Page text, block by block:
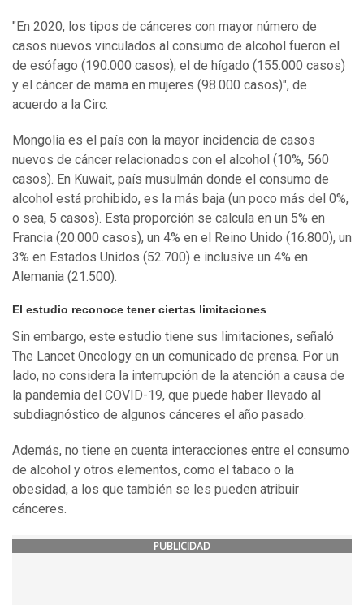
"En 2020, los tipos de cánceres con mayor número de
casos nuevos vinculados al consumo de alcohol fueron el
de esófago (190.000 casos), el de hígado (155.000 casos)
y el cáncer de mama en mujeres (98.000 casos)", de
acuerdo a la Circ.
Mongolia es el país con la mayor incidencia de casos
nuevos de cáncer relacionados con el alcohol (10%, 560
casos). En Kuwait, país musulmán donde el consumo de
alcohol está prohibido, es la más baja (un poco más del 0%,
o sea, 5 casos). Esta proporción se calcula en un 5% en
Francia (20.000 casos), un 4% en el Reino Unido (16.800), un
3% en Estados Unidos (52.700) e inclusive un 4% en
Alemania (21.500).
El estudio reconoce tener ciertas limitaciones
Sin embargo, este estudio tiene sus limitaciones, señaló
The Lancet Oncology en un comunicado de prensa. Por un
lado, no considera la interrupción de la atención a causa de
la pandemia del COVID-19, que puede haber llevado al
subdiagnóstico de algunos cánceres el año pasado.
Además, no tiene en cuenta interacciones entre el consumo
de alcohol y otros elementos, como el tabaco o la
obesidad, a los que también se les pueden atribuir
cánceres.
PUBLICIDAD